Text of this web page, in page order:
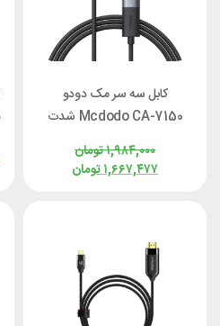
کابل سه سر مک دودو
Mcdodo CA-7150 شدت
تومان۱,۹۸۴,۰۰۰
تومان۱,۶۶۷,۴۷۷